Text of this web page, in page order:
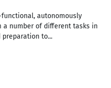
autonomously
number of different tasks in
to...